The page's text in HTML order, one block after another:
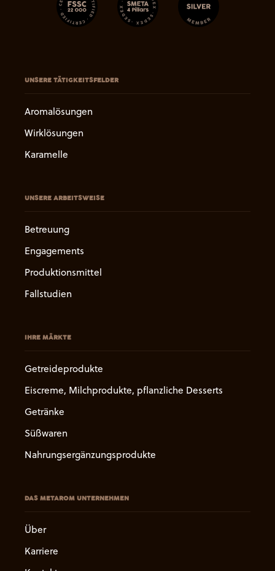
UNSERE TÄTIGKEITSFELDER
Aromalösungen
Wirklösungen
Karamelle
UNSERE ARBEITSWEISE
Betreuung
Engagements
Produktionsmittel
Fallstudien
IHRE MÄRKTE
Getreideprodukte
Eiscreme, Milchprodukte, pflanzliche Desserts
Getränke
Süßwaren
Nahrungsergänzungsprodukte
DAS METAROM UNTERNEHMEN
Über
Karriere